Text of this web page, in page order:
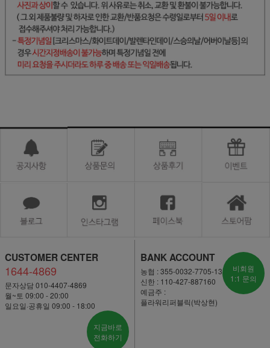
CUSTOMER CENTER
1644-4869
문자상담 010-4407-4869
월~토 09:00 - 20:00
일요일·공휴일 09:00 - 18:00
지금바로
전화하기
BANK ACCOUNT
농협 : 355-0032-7705-13
신한 : 110-427-887160
예금주 :
플라워리퍼블릭(박상현)
비회원
1:1 문의